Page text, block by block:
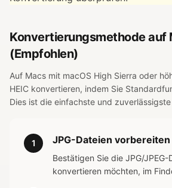
Konvertierungsmethode auf
(Empfohlen)
Auf Macs mit macOS High Sierra oder
HEIC konvertieren, indem Sie
Dies ist die einfachste und
1 JPG-Dateien vorbereiten
Bestätigen Sie die JPG/JPEG-
konvertieren möchten, im